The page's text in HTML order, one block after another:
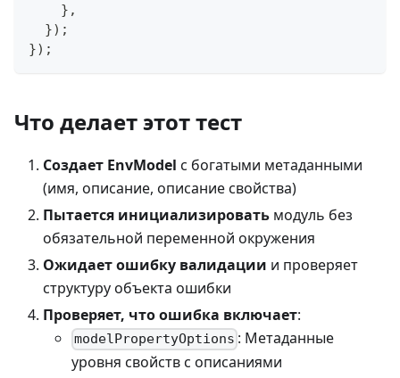
} ,
}) ;
}) ;
Что делает этот тест
Создает EnvModel с богатыми метаданными
(имя, описание, описание свойства)
Пытается инициализировать модуль без
обязательной переменной окружения
Ожидает ошибку валидации и проверяет
структуру объекта ошибки
Проверяет, что ошибка включает:
modelPropertyOptions : Метаданные
уровня свойств с описаниями